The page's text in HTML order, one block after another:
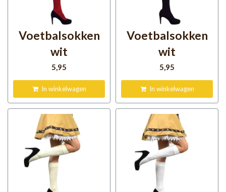
Voetbalsokken
wit
5,95
In winkelwagen
Voetbalsokken
wit
5,95
In winkelwagen